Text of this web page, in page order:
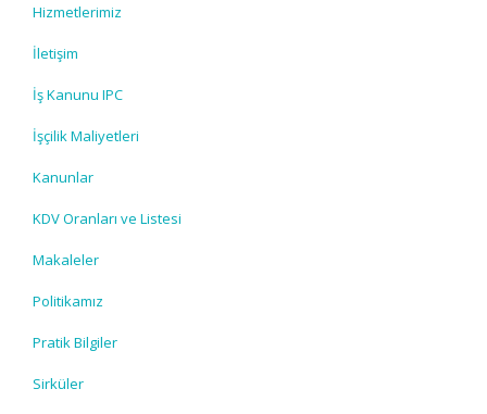
Hizmetlerimiz
İletişim
İş Kanunu IPC
İşçilik Maliyetleri
Kanunlar
KDV Oranları ve Listesi
Makaleler
Politikamız
Pratik Bilgiler
Sirküler